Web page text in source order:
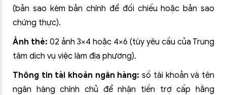
(bản sao kèm bản chính để đối chiếu hoặc bản sao
chứng thực).
Ảnh thẻ: 02 ảnh 3×4 hoặc 4×6 (tùy yêu cầu của Trung
tâm dịch vụ việc làm địa phương).
Thông tin tài khoản ngân hàng: số tài khoản và tên
ngân hàng chính chủ để nhận tiền trợ cấp hằng